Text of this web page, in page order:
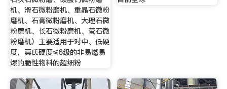
机、滑石微粉磨机、重晶石微粉
磨机、石膏微粉磨机、大理石微
粉磨机、长石微粉磨机、萤石微
粉磨机）主要适用于对中、低硬
度，莫氏硬度≤6级的非易燃易
爆的脆性物料的超细粉